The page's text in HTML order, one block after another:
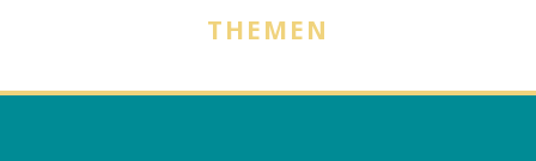
THEMEN